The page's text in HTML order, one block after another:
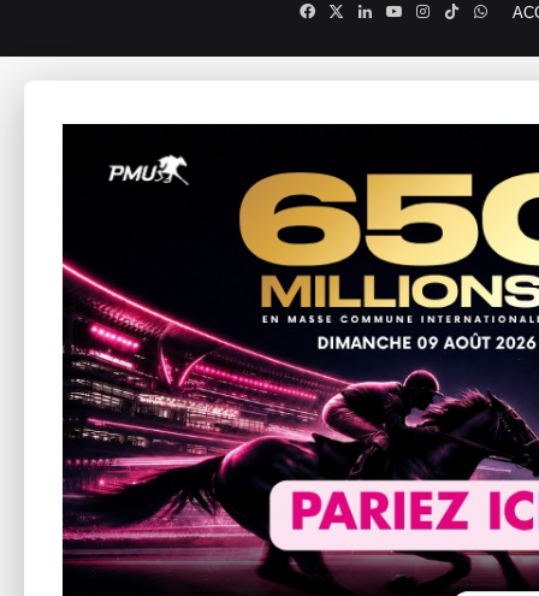
Facebook
X LinkedinYouTubeInstagram
TikTok